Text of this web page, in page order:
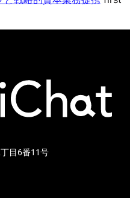
目6番11号